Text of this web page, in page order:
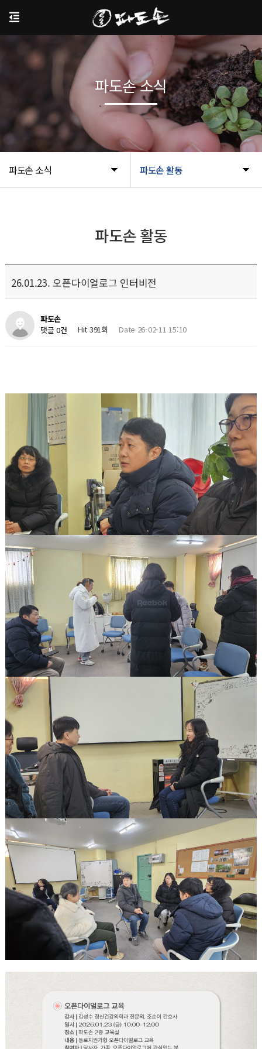
파도손 소식 파도손 활동
파도손 소식
파도손 활동
26.01.23. 오픈다이얼로그 인터비전
파도손
댓글 0건
Hit 391회 Date 26-02-11 15:10